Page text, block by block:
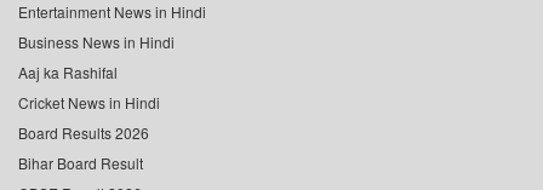
Entertainment News in Hindi
Business News in Hindi
Aaj ka Rashifal
Cricket News in Hindi
Board Results 2026
Bihar Board Result